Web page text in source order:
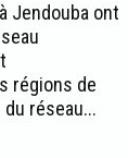
Jendouba ont
régions de
réseau...